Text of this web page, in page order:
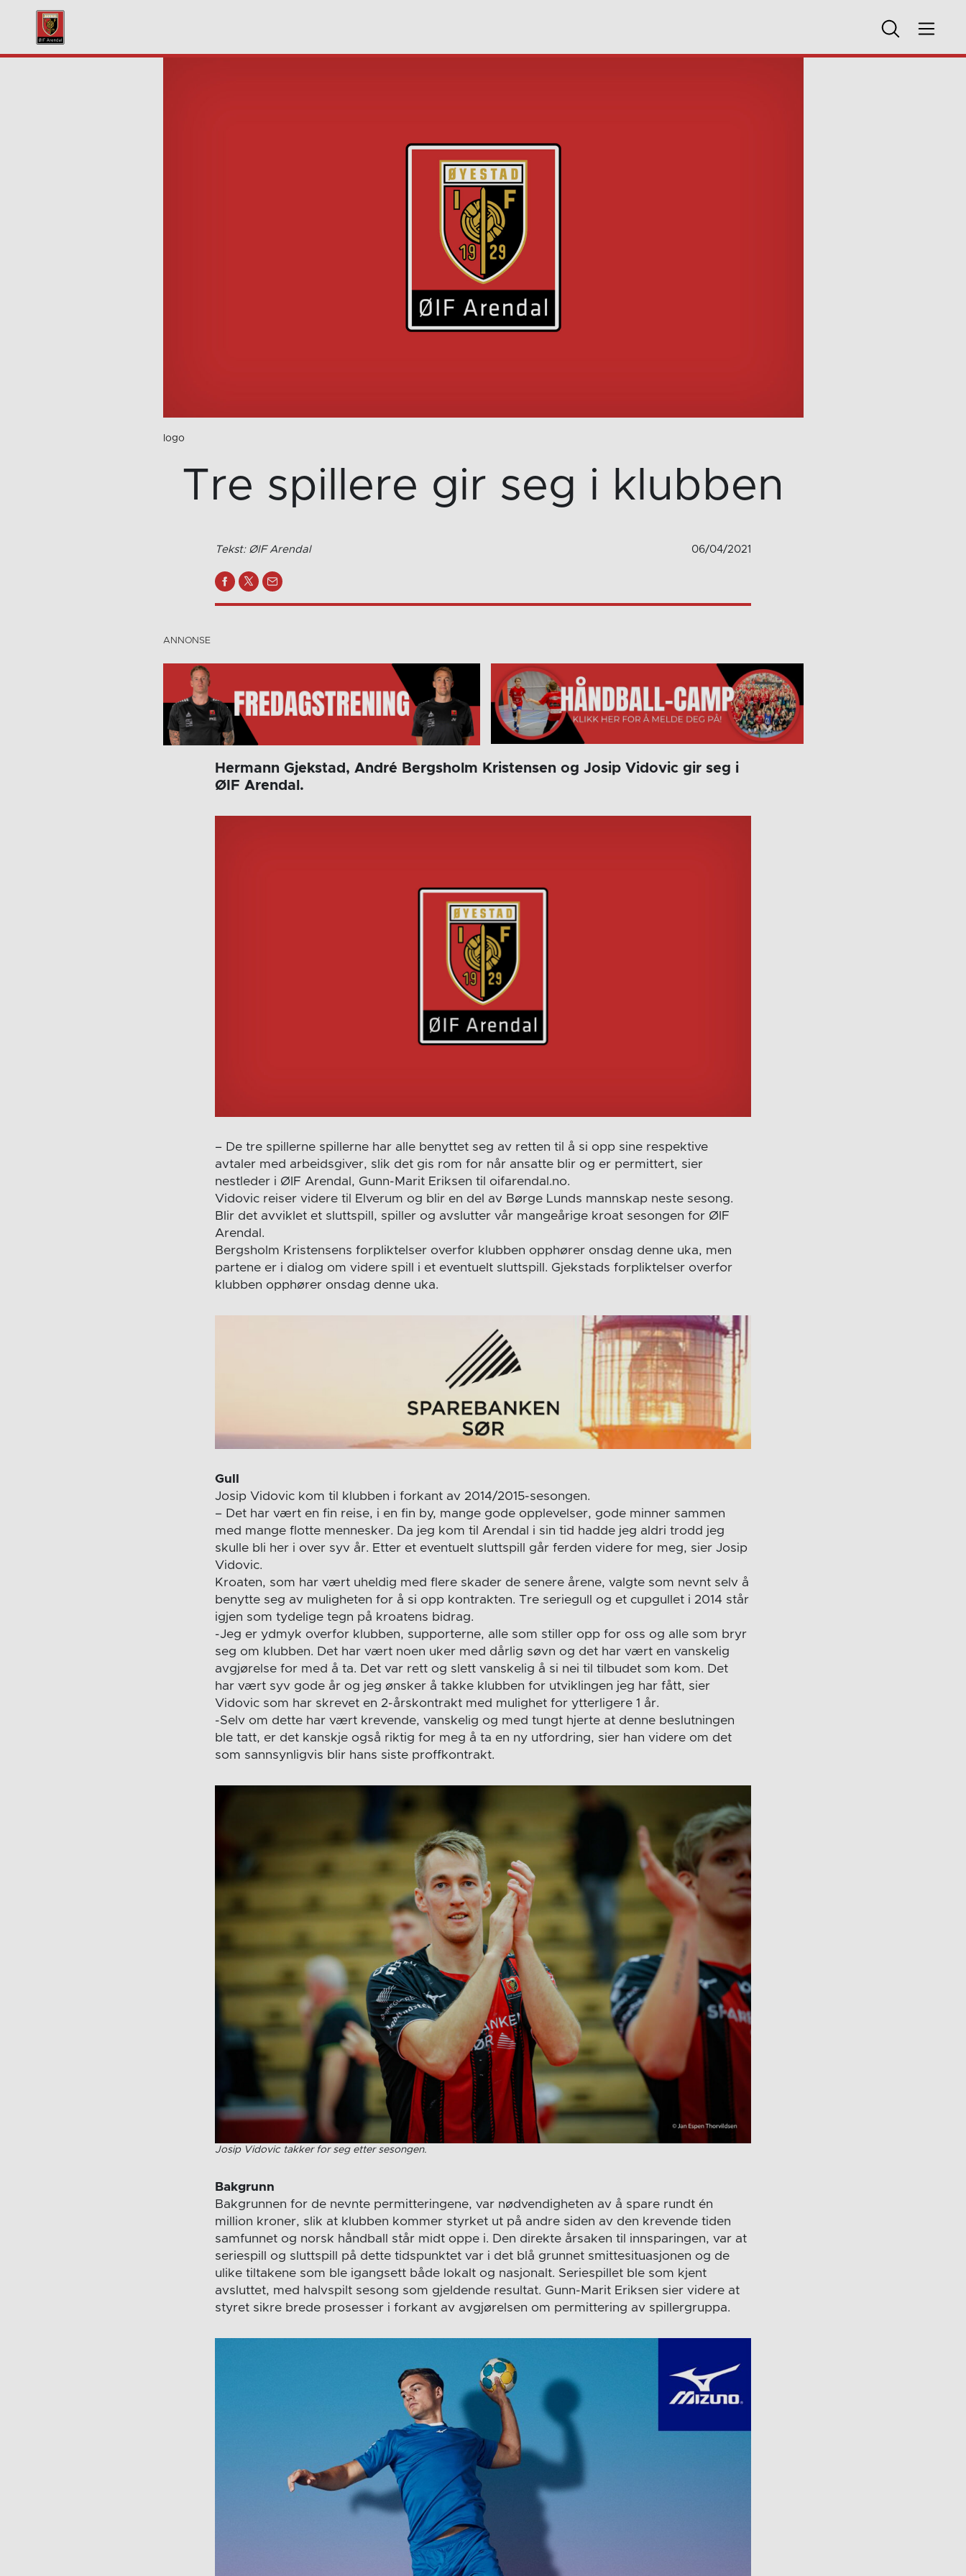
logo
Tre spillere gir seg i klubben
Tekst: ØIF Arendal 06/04/2021
Hermann Gjekstad, André Bergsholm Kristensen og Josip Vidovic gir seg i
ØIF Arendal.
– De tre spillerne spillerne har alle benyttet seg av retten til å si opp sine respektive
avtaler med arbeidsgiver, slik det gis rom for når ansatte blir og er permittert, sier
nestleder i ØIF Arendal, Gunn-Marit Eriksen til oifarendal.no.
Vidovic reiser videre til Elverum og blir en del av Børge Lunds mannskap neste sesong.
Blir det avviklet et sluttspill, spiller og avslutter vår mangeårige kroat sesongen for ØIF
Arendal.
Bergsholm Kristensens forpliktelser overfor klubben opphører onsdag denne uka, men
partene er i dialog om videre spill i et eventuelt sluttspill. Gjekstads forpliktelser overfor
klubben opphører onsdag denne uka.
Gull
Josip Vidovic kom til klubben i forkant av 2014/2015-sesongen.
– Det har vært en fin reise, i en fin by, mange gode opplevelser, gode minner sammen
med mange flotte mennesker. Da jeg kom til Arendal i sin tid hadde jeg aldri trodd jeg
skulle bli her i over syv år. Etter et eventuelt sluttspill går ferden videre for meg, sier Josip
Vidovic.
Kroaten, som har vært uheldig med flere skader de senere årene, valgte som nevnt selv å
benytte seg av muligheten for å si opp kontrakten. Tre seriegull og et cupgullet i 2014 står
igjen som tydelige tegn på kroatens bidrag.
-Jeg er ydmyk overfor klubben, supporterne, alle som stiller opp for oss og alle som bryr
seg om klubben. Det har vært noen uker med dårlig søvn og det har vært en vanskelig
avgjørelse for med å ta. Det var rett og slett vanskelig å si nei til tilbudet som kom. Det
har vært syv gode år og jeg ønsker å takke klubben for utviklingen jeg har fått, sier
Vidovic som har skrevet en 2-årskontrakt med mulighet for ytterligere 1 år.
-Selv om dette har vært krevende, vanskelig og med tungt hjerte at denne beslutningen
ble tatt, er det kanskje også riktig for meg å ta en ny utfordring, sier han videre om det
som sannsynligvis blir hans siste proffkontrakt.
Josip Vidovic takker for seg etter sesongen.
Bakgrunn
Bakgrunnen for de nevnte permitteringene, var nødvendigheten av å spare rundt én
million kroner, slik at klubben kommer styrket ut på andre siden av den krevende tiden
samfunnet og norsk håndball står midt oppe i. Den direkte årsaken til innsparingen, var at
seriespill og sluttspill på dette tidspunktet var i det blå grunnet smittesituasjonen og de
ulike tiltakene som ble igangsett både lokalt og nasjonalt. Seriespillet ble som kjent
avsluttet, med halvspilt sesong som gjeldende resultat. Gunn-Marit Eriksen sier videre at
styret sikre brede prosesser i forkant av avgjørelsen om permittering av spillergruppa.